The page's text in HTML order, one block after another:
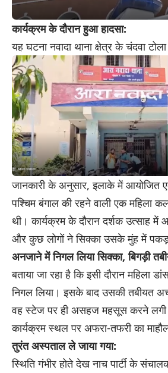
कार्यक्रम के दौरान हुआ हादसा:
यह घटना नवादा थाना क्षेत्र के चंदवा
जानकारी के अनुसार, इलाके में आयोजित
पश्चिम बंगाल की रहने वाली एक महिला
थी। कार्यक्रम के दौरान दर्शक उत्साह
और कुछ लोगों ने सिक्का उसके मुंह में
अनजाने में निगल लिया सिक्का, बिगड़ी
बताया जा रहा है कि इसी दौरान महिला
निगल लिया। इसके बाद उसकी तबीयत
वह स्टेज पर ही असहज महसूस करने
कार्यक्रम स्थल पर अफरा-तफरी का
तुरंत अस्पताल ले जाया गया:
स्थिति गंभीर होते देख नाच पार्टी के